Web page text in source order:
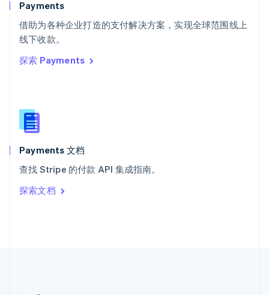
Payments
借助为各种企业打造的支付解决方案，实现全球范围线上
线下收款。
探索 Payments
Payments 文档
查找 Stripe 的付款 API 集成指南。
探索文档
泰国
ไทยEnglish
希腊
English
西班牙
新西兰
English
匈牙利
English
ItalianoEnglish
印度
English